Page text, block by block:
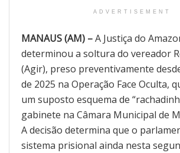
ADVERTISEMENT
MANAUS (AM) –A Justiça do
determinou a soltura do vereador
(Agir), preso preventivamente
de 2025 na Operação Face Oculta,
um suposto esquema de
gabinete na Câmara Municipal de
A decisão determina que o
sistema prisional ainda nesta